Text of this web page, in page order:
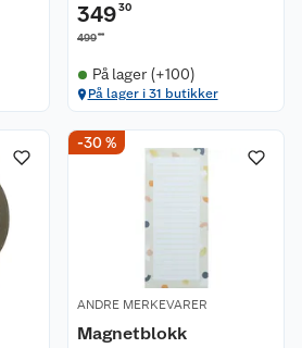
34930
49900
På lager (+100)
På lager i 31 butikker
-30 %
ANDRE MERKEVARER
Magnetblokk